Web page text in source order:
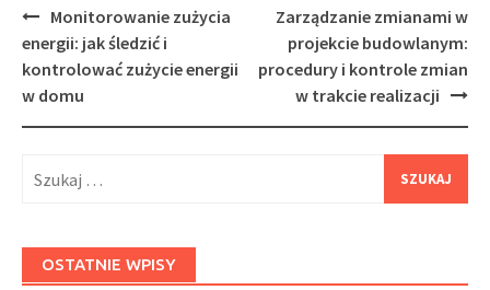
Post
navigation
Monitorowanie zużycia
energii: jak śledzić i
kontrolować zużycie energii
w domu
Zarządzanie zmianami w
projekcie budowlanym:
procedury i kontrole zmian
w trakcie realizacji
OSTATNIE WPISY